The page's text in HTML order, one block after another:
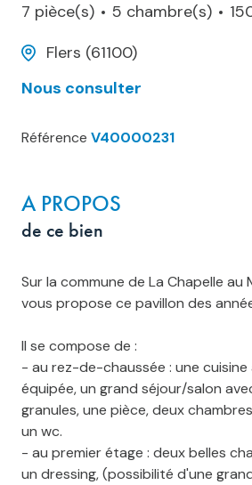
7 pièce(s)
5 chambre(s)
Flers (61100)
Nous consulter
Référence V40000231
A PROPOS
de ce bien
Sur la commune de La Chapelle au
vous propose ce pavillon des
Il se compose de :
- au rez-de-chaussée : une cuisine
équipée, un grand séjour/salon
granules, une pièce, deux
un wc.
- au premier étage : deux belles
un dressing, (possibilité d'une